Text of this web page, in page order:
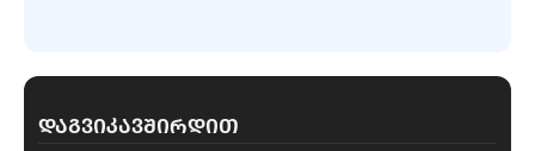
ᲓᲐᲒᲕᲘᲙᲐᲕᲨᲘᲠᲓᲘᲗ